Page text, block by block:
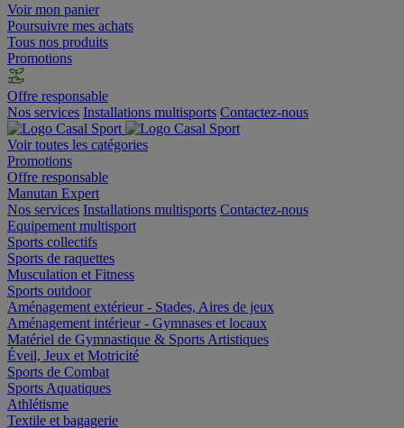
Voir mon panier
Poursuivre mes achats
Tous nos produits
Promotions
Offre responsable
Nos services Installations multisports Contactez-nous
Voir toutes les catégories
Promotions
Offre responsable
Manutan Expert
Nos services Installations multisports Contactez-nous
Equipement multisport
Sports collectifs
Sports de raquettes
Musculation et Fitness
Sports outdoor
Aménagement extérieur - Stades, Aires de jeux
Aménagement intérieur - Gymnases et locaux
Matériel de Gymnastique & Sports Artistiques
Éveil, Jeux et Motricité
Sports de Combat
Sports Aquatiques
Athlétisme
Textile et bagagerie